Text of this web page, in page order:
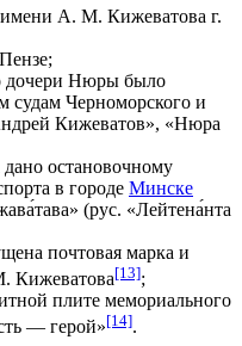
А. М. Кижеватова г.
Пензе;
дочери Нюры было
судам Черноморского и
Кижеватов», «Нюра
остановочному
в городе Минске
(рус. «Лейтена́нта
почтовая марка и
Кижеватова[13];
плите мемориального
— герой»[14].